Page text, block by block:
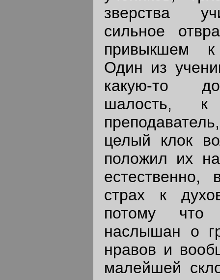
зверства
сильное
привыкшем
Один из
какую-то
шалость, к
целый клок
положил их
естественно,
страх к
потому
наслышан о
нравов и
малейшей